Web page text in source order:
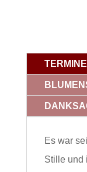
TERMINE
Es war
Stille und